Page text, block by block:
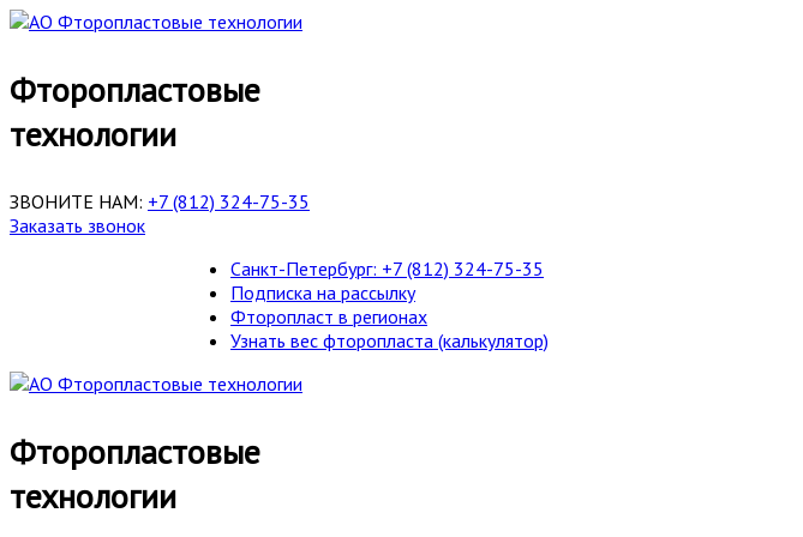
Фторопластовые
технологии
ЗВОНИТЕ НАМ: +7 (812) 324-75-35
Заказать звонок
Санкт-Петербург: +7 (812) 324-75-35
Подписка на рассылку
Фторопласт в регионах
Узнать вес фторопласта (калькулятор)
Фторопластовые
технологии